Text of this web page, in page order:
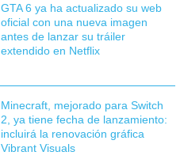
GTA 6 ya ha actualizado su web
oficial con una nueva imagen
antes de lanzar su tráiler
extendido en Netflix
Minecraft, mejorado para Switch
2, ya tiene fecha de lanzamiento:
incluirá la renovación gráfica
Vibrant Visuals